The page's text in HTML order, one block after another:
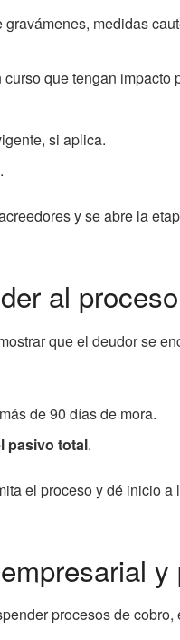
medidas
que tengan impacto
si aplica.
y se abre la
al proceso
que el deudor se
de 90 días de mora.
pasivo total.
el proceso y dé inicio
y
procesos de